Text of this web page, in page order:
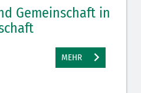
Gemeinschaft in
MEHR